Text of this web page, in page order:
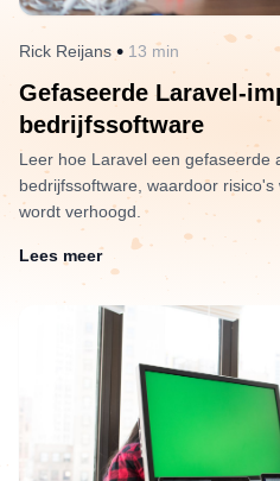
Rick Reijans • 13 min
Gefaseerde Laravel-
bedrijfssoftware
Leer hoe Laravel een gefaseerde
bedrijfssoftware, waardoor
wordt verhoogd.
Lees meer